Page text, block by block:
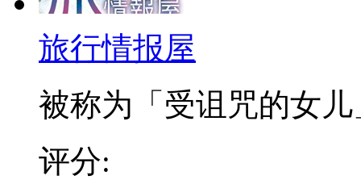
旅行情报屋
被称为「受诅咒的女儿
评分: